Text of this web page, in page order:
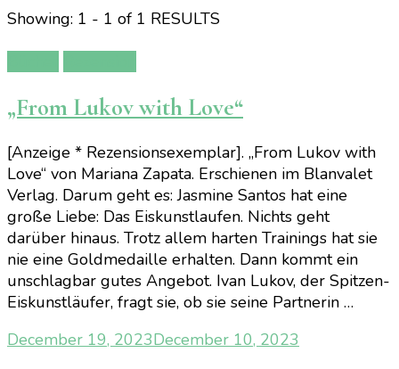
Showing: 1 - 1 of 1 RESULTS
„From Lukov with Love“
[Anzeige * Rezensionsexemplar]. „From Lukov with
Love“ von Mariana Zapata. Erschienen im Blanvalet
Verlag. Darum geht es: Jasmine Santos hat eine
große Liebe: Das Eiskunstlaufen. Nichts geht
darüber hinaus. Trotz allem harten Trainings hat sie
nie eine Goldmedaille erhalten. Dann kommt ein
unschlagbar gutes Angebot. Ivan Lukov, der Spitzen-
Eiskunstläufer, fragt sie, ob sie seine Partnerin …
December 19, 2023December 10, 2023